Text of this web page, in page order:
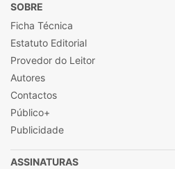
SOBRE
Ficha Técnica
Estatuto Editorial
Provedor do Leitor
Autores
Contactos
Público+
Publicidade
ASSINATURAS